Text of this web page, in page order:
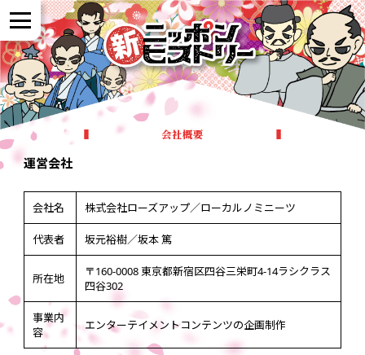
NEWS
参加者の声
全国展開について
よくある質問
会社概要
運営会社
会社名 株式会社ローズアップ／ローカルノミニーツ
代表者 坂元裕樹／坂本 篤
所在地
〒160-0008 東京都新宿区四谷三栄町4-14ラシクラス
四谷302
事業内
容
エンターテイメントコンテンツの企画制作